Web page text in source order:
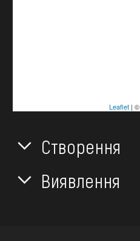
Leaflet| ©
Створення
Виявлення